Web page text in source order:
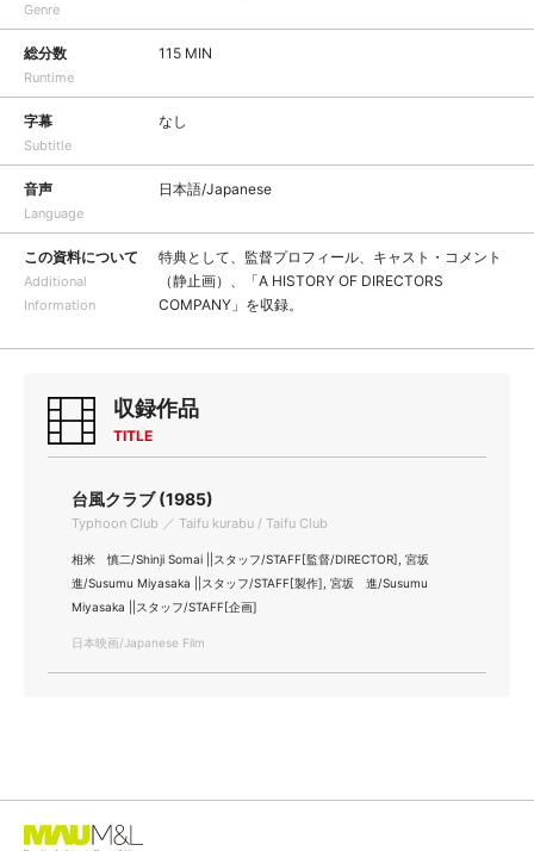
Genre
総分数
Runtime
115 MIN
字幕
Subtitle
なし
音声
Language
日本語/Japanese
この資料について
Additional
Information
特典として、監督プロフィール、キャスト・コメント
（静止画）、「A HISTORY OF DIRECTORS
COMPANY」を収録。
収録作品
TITLE
台風クラブ (1985)
Typhoon Club ／ Taifu kurabu / Taifu Club
相米 慎二/Shinji Somai ||スタッフ/STAFF[監督/DIRECTOR], 宮坂
進/Susumu Miyasaka ||スタッフ/STAFF[製作], 宮坂 進/Susumu
Miyasaka ||スタッフ/STAFF[企画]
日本映画/Japanese Film